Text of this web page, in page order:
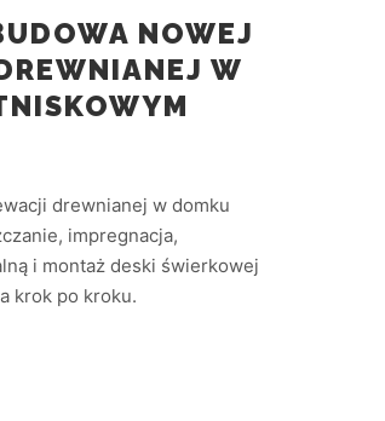
NOWEJ
W
drewnianej w domku
impregnacja,
i montaż deski świerkowej
krok po kroku.